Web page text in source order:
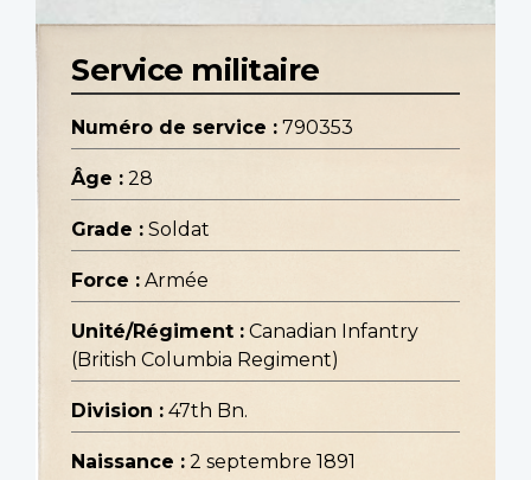
Service militaire
Numéro de service : 790353
Âge : 28
Grade : Soldat
Force : Armée
Unité/Régiment : Canadian Infantry
(British Columbia Regiment)
Division : 47th Bn.
Naissance : 2 septembre 1891